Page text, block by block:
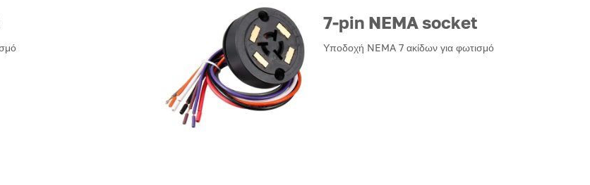
7-pin NEMA socket
Υποδοχή NEMA 7 ακίδων για φωτισμό